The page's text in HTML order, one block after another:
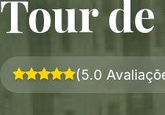
Tour
(5.0